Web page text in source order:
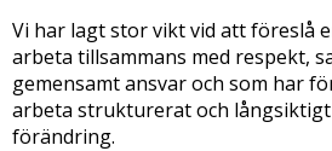
Vi har lagt stor vikt vid att föreslå
arbeta tillsammans med respekt,
gemensamt ansvar och som har
arbeta strukturerat och långsiktigt
förändring.